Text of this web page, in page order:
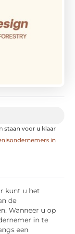
staan voor u klaar
in
kunt u het
de
Wanneer u op
in te
een